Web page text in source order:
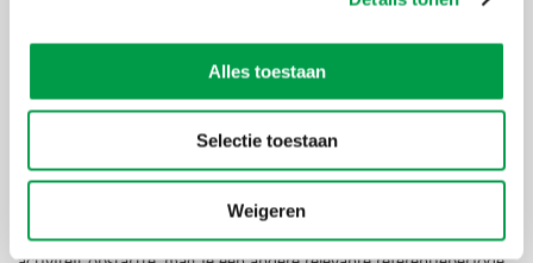
Alles toestaan
Selectie toestaan
Weigeren
Je mag de referentieperiode vervangen door een andere periode
van een overeenkomstig aantal dagen in geval van
zwangerschapsverlof, arbeidsongeschiktheid, hinder wegenwerken,
referentieperiode in 2020.
ondertussen zelfstandige in hoofdberoep bent of wanneer je na de
referentieperiode een extra vestiging opende of een bijkomende